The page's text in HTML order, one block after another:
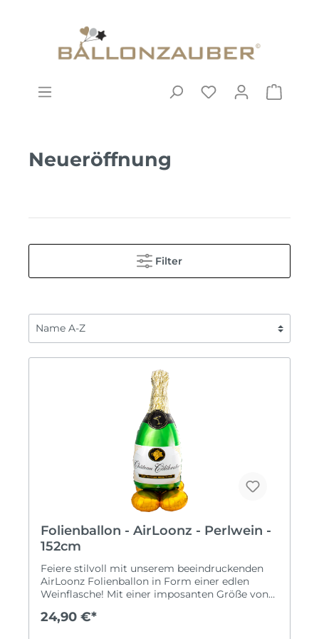
Neueröffnung
Filter
Folienballon - AirLoonz - Perlwein -
152cm
Feiere stilvoll mit unserem beeindruckenden
AirLoonz Folienballon in Form einer edlen
Weinflasche! Mit einer imposanten Größe von
Blickfang jeder Feier – ob Glückwünsche,
24,90 €*